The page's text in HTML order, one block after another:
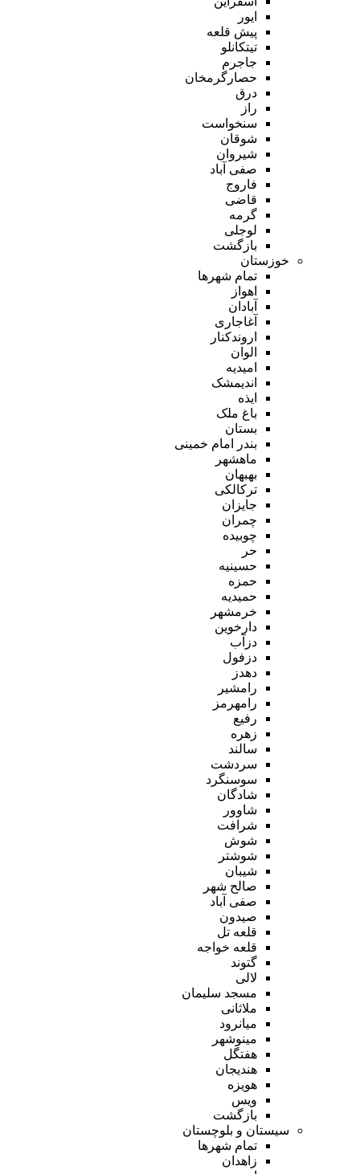
ایور
پیش قلعه
تیتکانلو
جاجرم
حصارگرمخان
درق
راز
سنخواست
شوقان
شیروان
صفی آباد
فاروج
قاضی
گرمه
لوجلی
بازگشت
خوزستان
تمام شهر‌ها
اهواز
آبادان
آغاجاری
اروندکنار
الوان
امیدیه
اندیمشک
ایذه
باغ ملک
بستان
بندر امام خمینی
ماهشهر
بهبهان
ترکالکی
جایزان
چمران
چوبیده
حر
حسینیه
حمزه
حمیدیه
خرمشهر
دارخوین
دزآب
دزفول
دهدز
رامشیر
رامهرمز
رفیع
زهره
سالند
سردشت
سوسنگرد
شادگان
شاوور
شرافت
شوش
شوشتر
شیبان
صالح شهر
صفی آباد
صیدون
قلعه تل
قلعه خواجه
گتوند
لالی
مسجد سلیمان
ملاثانی
میانرود
مینوشهر
هفتگل
هندیجان
هویزه
ویس
بازگشت
سیستان و بلوچستان
تمام شهر‌ها
زاهدان